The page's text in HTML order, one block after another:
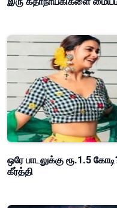
ஒரே பாடலுக்கு ரூ.1.5
கீர்த்தி